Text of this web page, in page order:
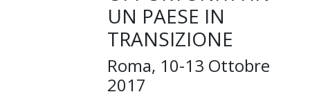
UN PAESE IN
TRANSIZIONE
Roma, 10-13 Ottobre
2017